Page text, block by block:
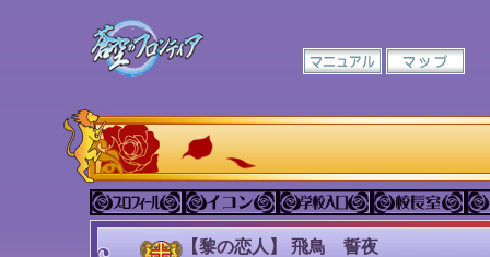
【黎の恋人】 飛鳥 誓夜